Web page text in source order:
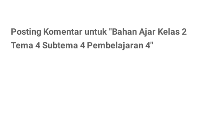
Posting Komentar untuk "Bahan Ajar Kelas 2
Tema 4 Subtema 4 Pembelajaran 4"